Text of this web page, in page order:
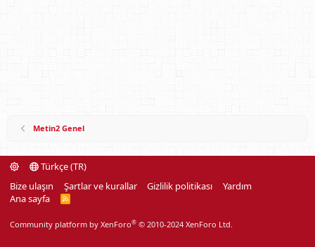
Metin2 Genel
Türkçe (TR)
Bize ulaşın
Şartlar ve kurallar Gizlilik politikası
Yardım
Ana sayfa
R
Community platform by XenForo® © 2010-2024 XenForo Ltd.